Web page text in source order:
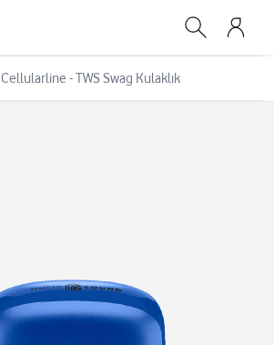
Cellularline - TWS Swag Kulaklık